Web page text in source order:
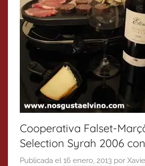
Cooperativa Falset-
Selection Syrah 2006
Publicada el 16 enero, 2013 por